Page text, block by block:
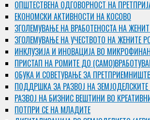
ОПШТЕСТВЕНА ОДГОВОРНОСТ НА
ЕКОНОМСКИ АКТИВНОСТИ НА КОСОВО
ЗГОЛЕМУВАЊЕ НА ВРАБОТЕНОСТА НА
ЗГОЛЕМУВАЊЕ НА УЧЕСТВОТО НА ЖЕНИТЕ
ИНКЛУЗИЈА И ИНОВАЦИЈА ВО
ПРИСТАП НА РОМИТЕ ДО
ОБУКА И СОВЕТУВАЊЕ ЗА
ПОДДРШКА ЗА РАЗВОЈ НА
РАЗВОЈ НА БИЗНИС ВЕШТИНИ ВО
ПОТПРИ СЕ НА МЛАДИТЕ